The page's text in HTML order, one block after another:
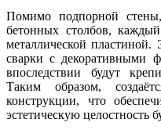
Помимо подпорной
бетонных столбов,
металлической
сварки с декоративными
впоследствии будут
Таким образом,
конструкции, что
эстетическую целостность